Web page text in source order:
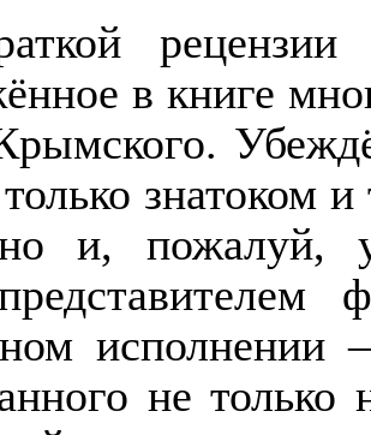
рецензии
в книге
только знатоком
и, пожалуй,
исполнении
не